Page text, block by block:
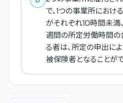
で、1つの事業所におけ
がそれぞれ10時間未満
週間の所定労働時間
る者は、所定の申出に
被保険者となることがで